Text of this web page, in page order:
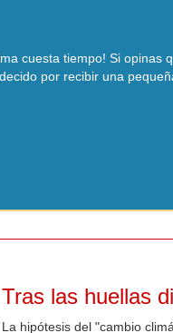
cuesta tiempo! Si opinas
por recibir una
Tras las huellas
La hipótesis del "cambio